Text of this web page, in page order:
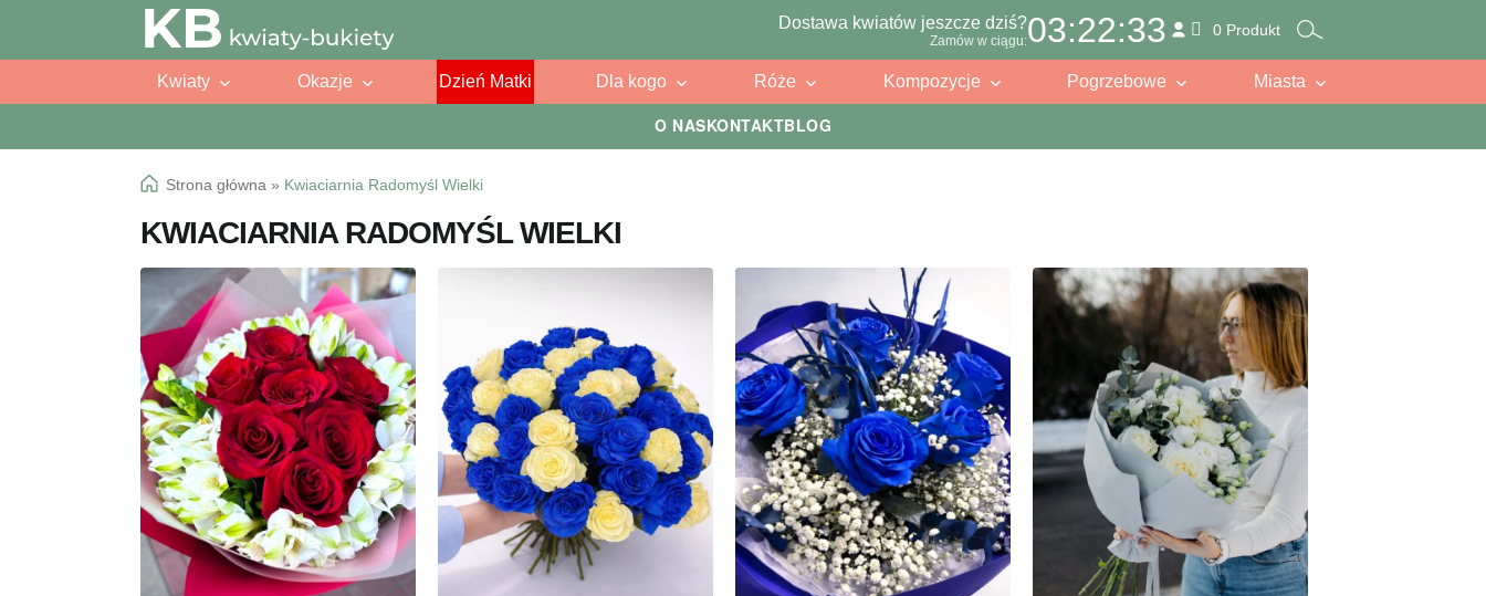
O NASKONTAKTBLOG
Przejdź
do
Przejdź
do
Dostawa kwiatów jeszcze dziś?
Zamów w ciągu:03:22:31 0 Produkt
Kwiaty Okazje Dzień Matki Dla kogo Róże Kompozycje Pogrzebowe Miasta
Strona główna » Kwiaciarnia Radomyśl Wielki
KWIACIARNIA RADOMYŚL WIELKI